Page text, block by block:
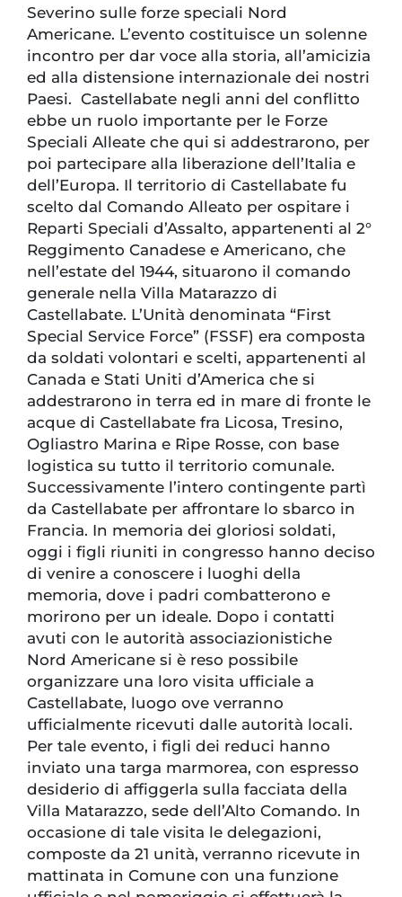
Severino sulle forze speciali Nord
Americane. L’evento costituisce un solenne
incontro per dar voce alla storia, all’amicizia
ed alla distensione internazionale dei nostri
Paesi. Castellabate negli anni del conflitto
ebbe un ruolo importante per le Forze
Speciali Alleate che qui si addestrarono, per
poi partecipare alla liberazione dell’Italia e
dell’Europa. Il territorio di Castellabate fu
scelto dal Comando Alleato per ospitare i
Reparti Speciali d’Assalto, appartenenti al 2°
Reggimento Canadese e Americano, che
nell’estate del 1944, situarono il comando
generale nella Villa Matarazzo di
Castellabate. L’Unità denominata “First
Special Service Force” (FSSF) era composta
da soldati volontari e scelti, appartenenti al
Canada e Stati Uniti d’America che si
addestrarono in terra ed in mare di fronte le
acque di Castellabate fra Licosa, Tresino,
Ogliastro Marina e Ripe Rosse, con base
logistica su tutto il territorio comunale.
Successivamente l’intero contingente partì
da Castellabate per affrontare lo sbarco in
Francia. In memoria dei gloriosi soldati,
oggi i figli riuniti in congresso hanno deciso
di venire a conoscere i luoghi della
memoria, dove i padri combatterono e
morirono per un ideale. Dopo i contatti
avuti con le autorità associazionistiche
Nord Americane si è reso possibile
organizzare una loro visita ufficiale a
Castellabate, luogo ove verranno
ufficialmente ricevuti dalle autorità locali.
Per tale evento, i figli dei reduci hanno
inviato una targa marmorea, con espresso
desiderio di affiggerla sulla facciata della
Villa Matarazzo, sede dell’Alto Comando. In
occasione di tale visita le delegazioni,
composte da 21 unità, verranno ricevute in
mattinata in Comune con una funzione